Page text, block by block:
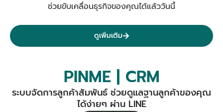
ช่วยขับเคลื่อนธุรกิจของคุณได้แล้ววันนี้
ดูเพิ่มเติม
PINME | CRM
ระบบจัดการลูกค้าสัมพันธ์ ช่วยดูแลฐานลูกค้าของคุณ
ได้ง่ายๆ ผ่าน LINE